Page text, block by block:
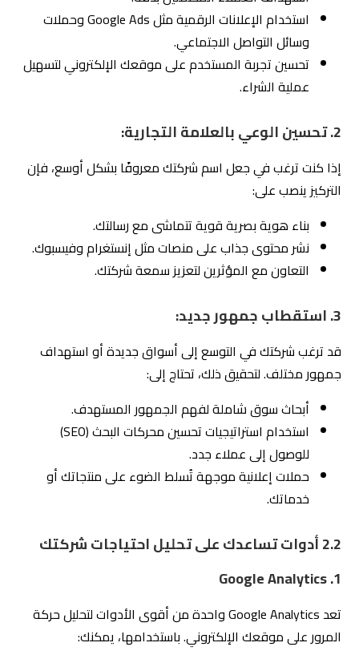
بناء هوية بصرية قوية تتماشى مع رسالتك.
نشر محتوى جذاب على منصات مثل إنستغرام وفيسبوك.
التعاون مع المؤثرين لتعزيز سمعة شركتك.
قد ترغب شركتك في التوسع إلى أسواق جديدة أو استهداف
جمهور مختلف. لتحقيق ذلك، تحتاج إلى:
للوصول إلى عملاء جدد.
حملات إعلانية موجهة تُسلط الضوء على منتجاتك أو
2.2أدوات تساعدك على تحليل احتياجات شركتك
1. Google Analytics
تعد Google Analytics واحدة من أقوى الأدوات لتحليل حركة
المرور على موقعك الإلكتروني. باستخدامها، يمكنك:
معرفة مصادر الزوار (محركات البحث، وسائل التواصل، إلخ).
تحليل سلوك الزوار لمعرفة الصفحات الأكثر زيارة.
SEMRush: يساعدك على تحليل الكلمات المفتاحية التي